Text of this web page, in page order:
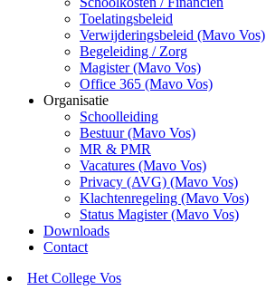
Toelatingsbeleid
Verwijderingsbeleid (Mavo Vos)
Begeleiding / Zorg
Magister (Mavo Vos)
Office 365 (Mavo Vos)
Organisatie
Schoolleiding
Bestuur (Mavo Vos)
MR & PMR
Vacatures (Mavo Vos)
Privacy (AVG) (Mavo Vos)
Klachtenregeling (Mavo Vos)
Status Magister (Mavo Vos)
Downloads
Contact
Het College Vos